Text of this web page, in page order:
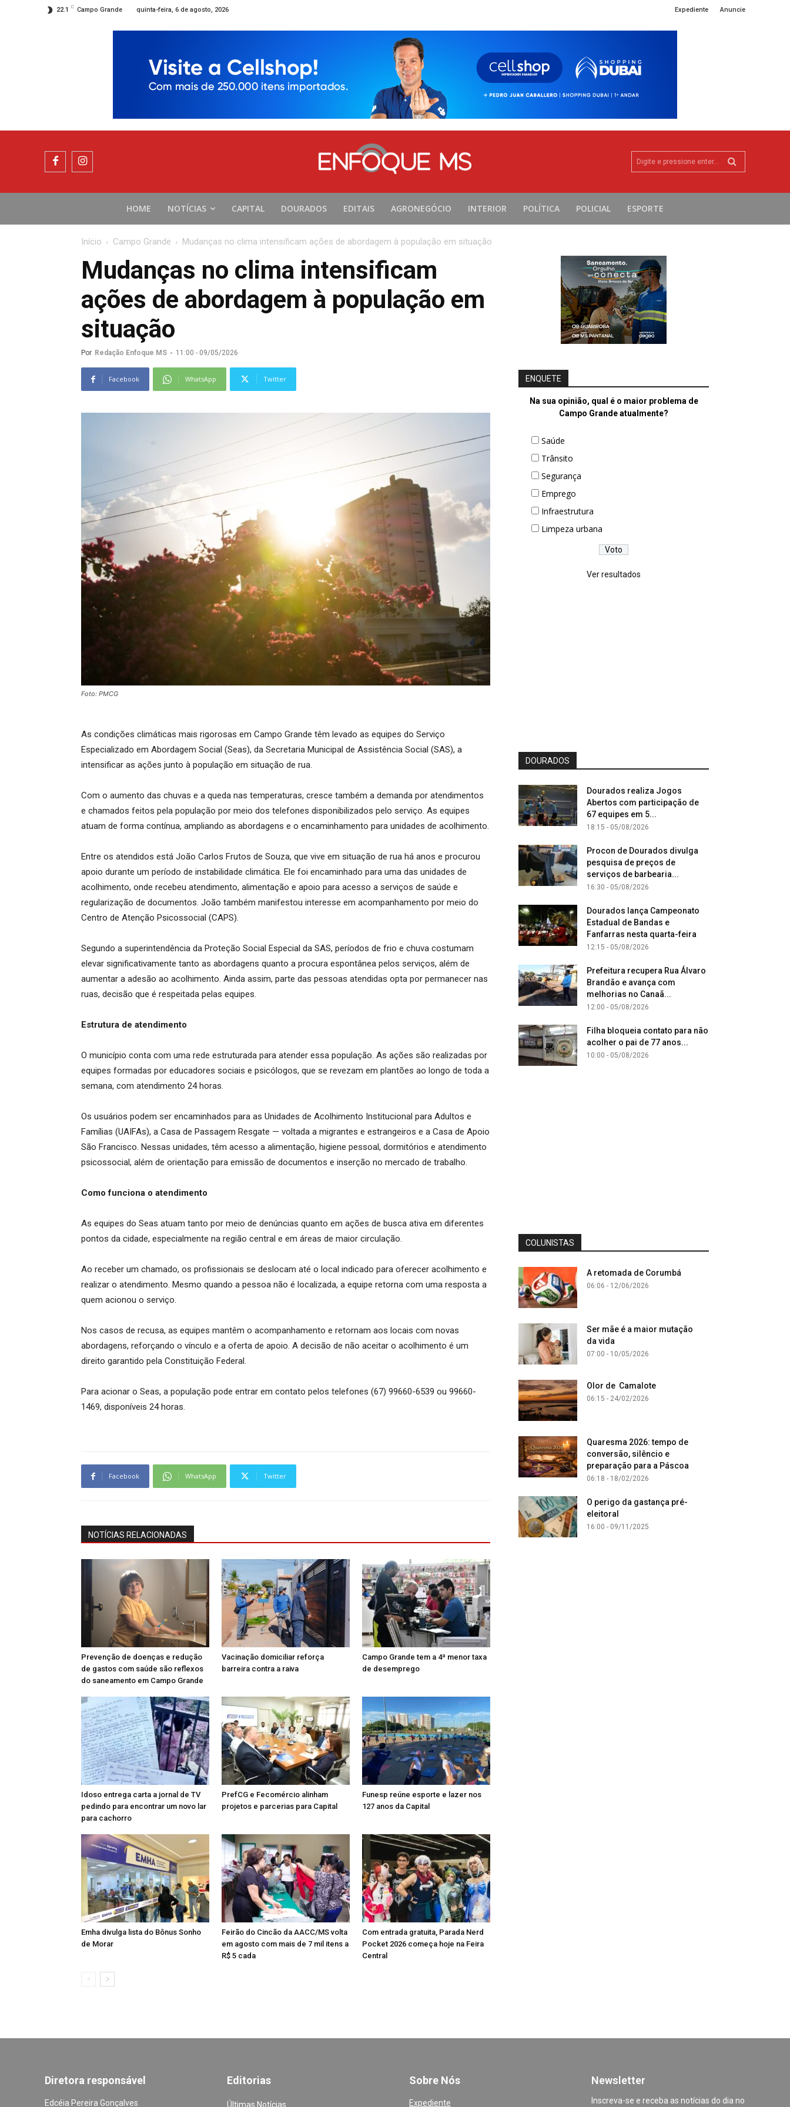
22.1 C Campo Grande quinta-feira, 6 de agosto, 2026 Expediente Anuncie
Digite e pressione enter...
HOME NOTÍCIAS CAPITAL DOURADOS EDITAIS AGRONEGÓCIO INTERIOR POLÍTICA POLICIAL ESPORTE
Início Campo Grande Mudanças no clima intensificam ações de abordagem à população em situação
Mudanças no clima intensificam
ações de abordagem à população em
situação
Por Redação Enfoque MS - 11:00 - 09/05/2026
Facebook WhatsApp Twitter
Foto: PMCG
As condições climáticas mais rigorosas em Campo Grande têm levado as equipes do Serviço
Especializado em Abordagem Social (Seas), da Secretaria Municipal de Assistência Social (SAS), a
intensificar as ações junto à população em situação de rua.
Com o aumento das chuvas e a queda nas temperaturas, cresce também a demanda por atendimentos
e chamados feitos pela população por meio dos telefones disponibilizados pelo serviço. As equipes
atuam de forma contínua, ampliando as abordagens e o encaminhamento para unidades de acolhimento.
Entre os atendidos está João Carlos Frutos de Souza, que vive em situação de rua há anos e procurou
apoio durante um período de instabilidade climática. Ele foi encaminhado para uma das unidades de
acolhimento, onde recebeu atendimento, alimentação e apoio para acesso a serviços de saúde e
regularização de documentos. João também manifestou interesse em acompanhamento por meio do
Centro de Atenção Psicossocial (CAPS).
Segundo a superintendência da Proteção Social Especial da SAS, períodos de frio e chuva costumam
elevar significativamente tanto as abordagens quanto a procura espontânea pelos serviços, além de
aumentar a adesão ao acolhimento. Ainda assim, parte das pessoas atendidas opta por permanecer nas
ruas, decisão que é respeitada pelas equipes.
Estrutura de atendimento
O município conta com uma rede estruturada para atender essa população. As ações são realizadas por
equipes formadas por educadores sociais e psicólogos, que se revezam em plantões ao longo de toda a
semana, com atendimento 24 horas.
Os usuários podem ser encaminhados para as Unidades de Acolhimento Institucional para Adultos e
Famílias (UAIFAs), a Casa de Passagem Resgate — voltada a migrantes e estrangeiros e a Casa de Apoio
São Francisco. Nessas unidades, têm acesso a alimentação, higiene pessoal, dormitórios e atendimento
psicossocial, além de orientação para emissão de documentos e inserção no mercado de trabalho.
Como funciona o atendimento
As equipes do Seas atuam tanto por meio de denúncias quanto em ações de busca ativa em diferentes
pontos da cidade, especialmente na região central e em áreas de maior circulação.
Ao receber um chamado, os profissionais se deslocam até o local indicado para oferecer acolhimento e
realizar o atendimento. Mesmo quando a pessoa não é localizada, a equipe retorna com uma resposta a
quem acionou o serviço.
Nos casos de recusa, as equipes mantêm o acompanhamento e retornam aos locais com novas
abordagens, reforçando o vínculo e a oferta de apoio. A decisão de não aceitar o acolhimento é um
direito garantido pela Constituição Federal.
Para acionar o Seas, a população pode entrar em contato pelos telefones (67) 99660-6539 ou 99660-
1469, disponíveis 24 horas.
Facebook WhatsApp Twitter
NOTÍCIAS RELACIONADAS
Prevenção de doenças e redução
de gastos com saúde são reflexos
do saneamento em Campo Grande
Vacinação domiciliar reforça
barreira contra a raiva
Campo Grande tem a 4ª menor taxa
de desemprego
Idoso entrega carta a jornal de TV
pedindo para encontrar um novo lar
para cachorro
PrefCG e Fecomércio alinham
projetos e parcerias para Capital
Funesp reúne esporte e lazer nos
127 anos da Capital
Emha divulga lista do Bônus Sonho
de Morar
Feirão do Cincão da AACC/MS volta
em agosto com mais de 7 mil itens a
R$ 5 cada
Com entrada gratuita, Parada Nerd
Pocket 2026 começa hoje na Feira
Central
ENQUETE
Na sua opinião, qual é o maior problema de
Campo Grande atualmente?
Saúde
Trânsito
Segurança
Emprego
Infraestrutura
Limpeza urbana
Ver resultados
DOURADOS
Dourados realiza Jogos
Abertos com participação de
67 equipes em 5...
18:15 - 05/08/2026
Procon de Dourados divulga
pesquisa de preços de
serviços de barbearia...
16:30 - 05/08/2026
Dourados lança Campeonato
Estadual de Bandas e
Fanfarras nesta quarta-feira
12:15 - 05/08/2026
Prefeitura recupera Rua Álvaro
Brandão e avança com
melhorias no Canaã...
12:00 - 05/08/2026
Filha bloqueia contato para não
acolher o pai de 77 anos...
10:00 - 05/08/2026
COLUNISTAS
A retomada de Corumbá
06:06 - 12/06/2026
Ser mãe é a maior mutação
da vida
07:00 - 10/05/2026
Olor de Camalote
06:15 - 24/02/2026
Quaresma 2026: tempo de
conversão, silêncio e
preparação para a Páscoa
06:18 - 18/02/2026
O perigo da gastança pré-
eleitoral
16:00 - 09/11/2025
Diretora responsável
Edcéia Pereira Gonçalves
Editorias
Últimas Notícias
Sobre Nós
Expediente
Newsletter
Inscreva-se e receba as notícias do dia no